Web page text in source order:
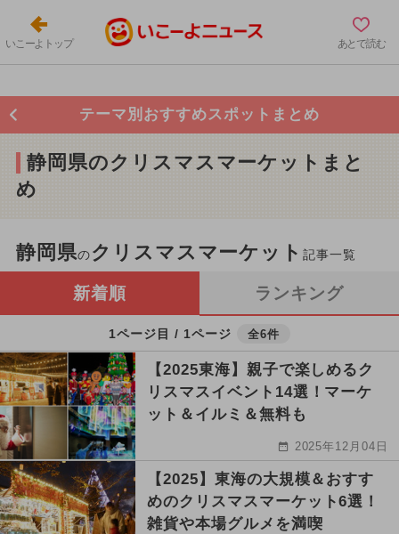
いこーよトップ あとで読む
テーマ別おすすめスポットまとめ
静岡県のクリスマスマーケットまと
め
静岡県のクリスマスマーケット記事一覧
新着順 ランキング
1ページ目 / 1ページ 全6件
【2025東海】親子で楽しめるク
リスマスイベント14選！マーケ
ット＆イルミ＆無料も
2025年12月04日
【2025】東海の大規模＆おすす
めのクリスマスマーケット6選！
雑貨や本場グルメを満喫